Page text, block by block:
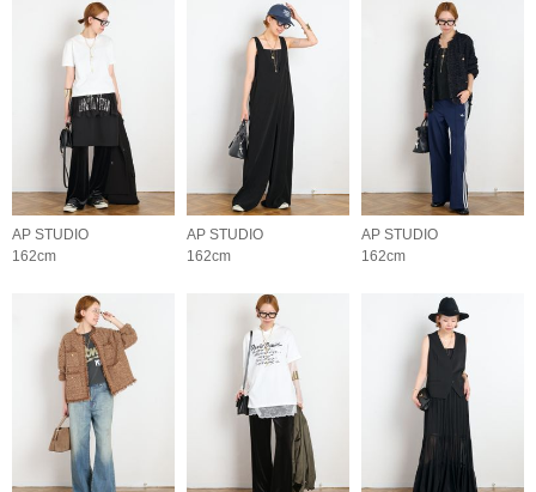
AP STUDIO
162cm
AP STUDIO
162cm
AP STUDIO
162cm